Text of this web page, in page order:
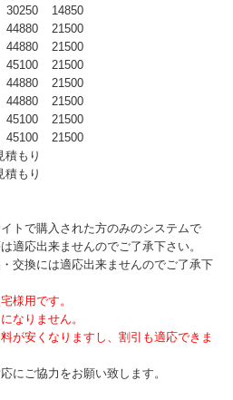
30250
14850
44880
21500
44880
21500
45100
21500
44880
21500
44880
21500
45100
21500
45100
21500
積もり
積もり
トで購入された方のみのシステムで
適応出来ませんのでご了承下さい。
交換には適応出来ませんのでご了承下
様用です。
なりません。
が安くなりますし、割引も適応できま
にご協力をお願い致します。